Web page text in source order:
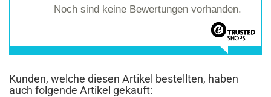
Noch sind keine Bewertungen vorhanden.
Kunden, welche diesen Artikel bestellten, haben
auch folgende Artikel gekauft: